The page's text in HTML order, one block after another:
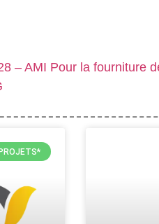
– AMI Pour la fourniture